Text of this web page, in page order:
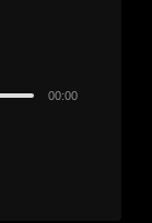
00:00